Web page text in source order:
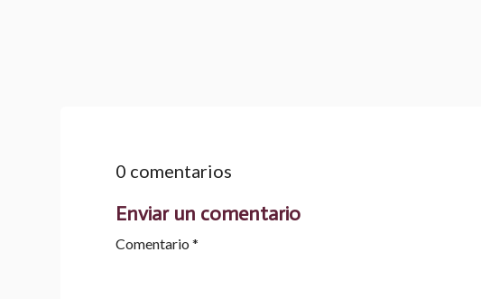
0 comentarios
Enviar un comentario
Comentario *